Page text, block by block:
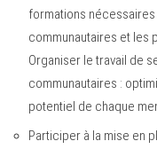
formations nécessaires
communautaires et les
Organiser le travail de
communautaires :
potentiel de chaque
Participer à la mise en